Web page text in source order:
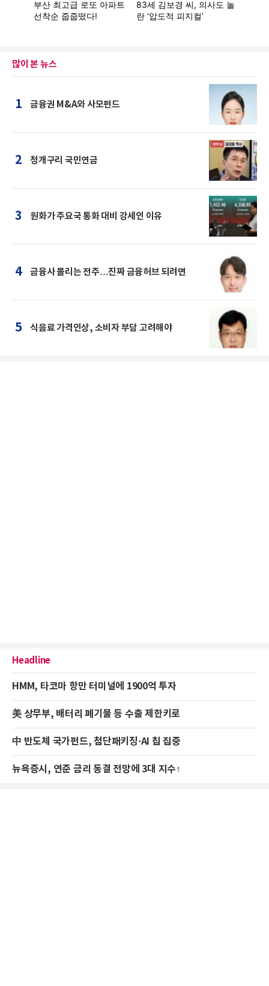
많이 본 뉴스
1 금융권 M&A와 사모펀드
2 청개구리 국민연금
3 원화가 주요국 통화 대비 강세인 이유
4 금융사 몰리는 전주…진짜 금융허브 되려면
5 식음료 가격인상, 소비자 부담 고려해야
Headline
HMM, 타코마 항만 터미널에 1900억 투자
美 상무부, 배터리 폐기물 등 수출 제한키로
中 반도체 국가펀드, 첨단패키징·AI 칩 집중
뉴욕증시, 연준 금리 동결 전망에 3대 지수↑